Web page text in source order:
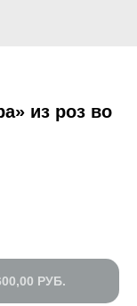
из роз во
РУБ.